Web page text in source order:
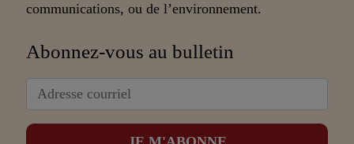
communications, ou de l’environnement.
Abonnez-vous au bulletin